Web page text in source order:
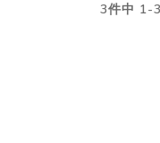
3件中 1-3